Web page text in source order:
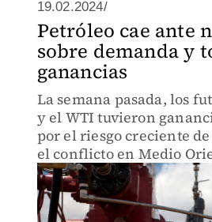
19.02.2024/
Petróleo cae ante
sobre demanda y
ganancias
La semana pasada, los
y el WTI tuvieron
por el riesgo creciente
el conflicto en Medio